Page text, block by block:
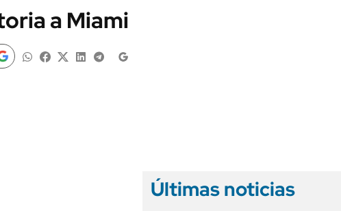
MUNDO
INFORMACIÓN GENERAL
a Miami
Últimas noticias